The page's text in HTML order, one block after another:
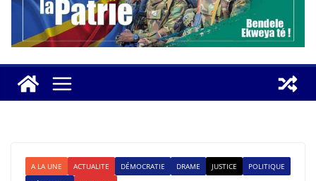
A LA UNE ACTUALITE DÉMOCRATIE DRAME JUSTICE
POLITIQUE